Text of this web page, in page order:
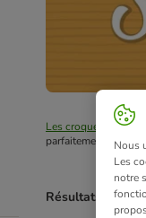
Les croquettes pour
parfaitement aux
Résultats 1 à 48
Nous
Les
notre